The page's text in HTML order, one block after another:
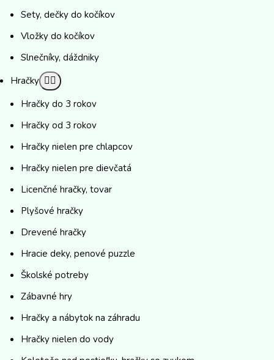
Sety, dečky do kočíkov
Vložky do kočíkov
Slnečníky, dáždniky
Hračky
Hračky do 3 rokov
Hračky od 3 rokov
Hračky nielen pre chlapcov
Hračky nielen pre dievčatá
Licenčné hračky, tovar
Plyšové hračky
Drevené hračky
Hracie deky, penové puzzle
Školské potreby
Zábavné hry
Hračky a nábytok na záhradu
Hračky nielen do vody